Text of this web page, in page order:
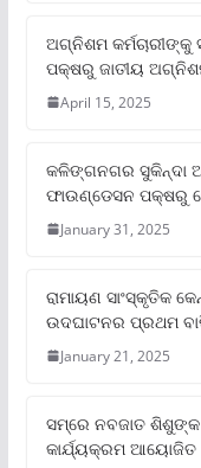
ଅଗ୍ନିଶମ
ପକ୍ଷରୁ ଜାତୀୟ
April 15, 2025
କଳିଙ୍ଗନଗର ସୁକିନ୍ଦା
ଫାଉଣ୍ଡେସନ ପକ୍ଷରୁ
January 31, 2025
ରାମାୟଣ ସାଂସ୍କୃତିକ
ଉଦଘାଟନର ପ୍ରଥମ
January 21, 2025
ସମ୍‌ରେ ନବଜାତ
କାର୍ଯ୍ୟକ୍ରମ ଆୟୋଜିତ